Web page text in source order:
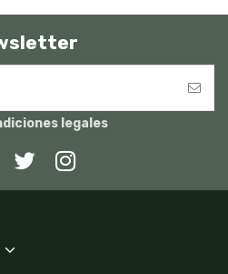
legales